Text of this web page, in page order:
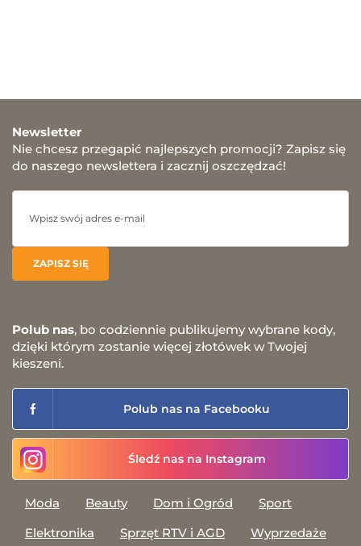
Newsletter
Nie chcesz przegapić najlepszych promocji? Zapisz się
do naszego newslettera i zacznij oszczędzać!
Polub nas, bo codziennie publikujemy wybrane kody,
dzięki którym zostanie więcej złotówek w Twojej
kieszeni.
Polub nas na Facebooku
Śledź nas na Instagram
Moda Beauty Dom i Ogród
Sport
Elektronika
Sprzęt RTV i AGD
Wyprzedaże